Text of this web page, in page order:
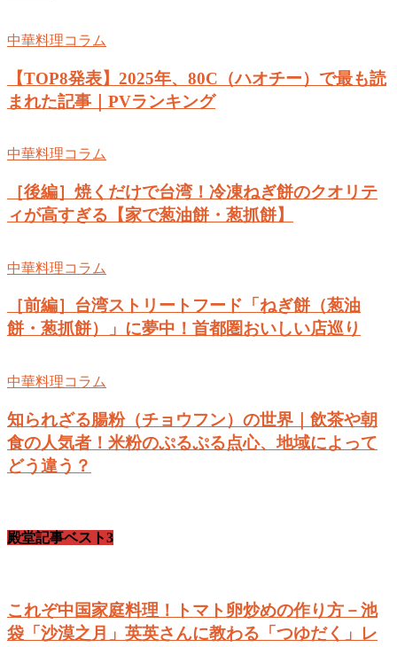
中華料理コラム
【TOP8発表】2025年、80C（ハオチー）で最も読
まれた記事｜PVランキング
中華料理コラム
［後編］焼くだけで台湾！冷凍ねぎ餅のクオリテ
ィが高すぎる【家で葱油餅・葱抓餅】
中華料理コラム
［前編］台湾ストリートフード「ねぎ餅（葱油
餅・葱抓餅）」に夢中！首都圏おいしい店巡り
中華料理コラム
知られざる腸粉（チョウフン）の世界｜飲茶や朝
食の人気者！米粉のぷるぷる点心、地域によって
どう違う？
殿堂記事ベスト3
これぞ中国家庭料理！トマト卵炒めの作り方－池
袋「沙漠之月」英英さんに教わる「つゆだく」レ